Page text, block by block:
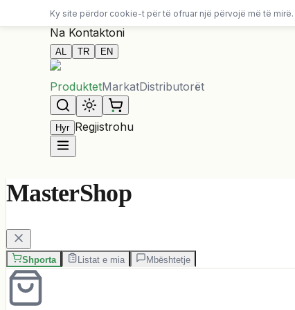
Dërgesa falas për porosi mbi 10,000 ALL
Na Kontaktoni
AL TR EN
ProduktetMarkatDistributorët
Hyr Regjistrohu
MasterShop
Shporta Listat e mia Mbështetje
Ky site përdor cookie-t për të ofruar një përvojë më të mirë.